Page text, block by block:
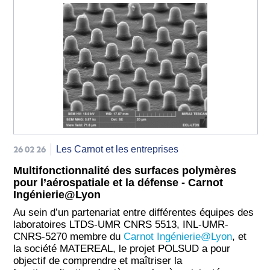
26 02 26 Les Carnot et les entreprises
Multifonctionnalité des surfaces polymères
pour l’aérospatiale et la défense - Carnot
Ingénierie@Lyon
Au sein d’un partenariat entre différentes équipes des
laboratoires LTDS-UMR CNRS 5513, INL-UMR-
CNRS-5270 membre duCarnot Ingénierie@Lyon, et
la société MATEREAL, le projet POLSUD a pour
objectif de comprendre et maîtriser la